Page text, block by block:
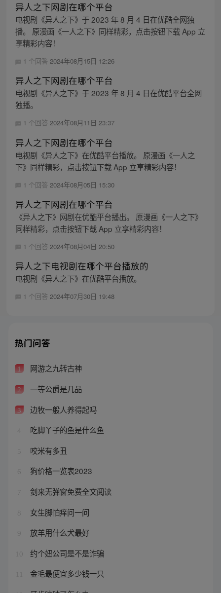
异人之下网剧在哪个平台
电视剧《异人之下》于 2023 年 8 月 4 日在优酷全网独
播。 原漫画《一人之下》同样精彩，点击按钮下载 App 立
享精彩内容！
1 个回答 2024年08月15日 12:26
异人之下网剧在哪个平台
电视剧《异人之下》于 2023 年 8 月 4 日在优酷平台全网
独播。
1 个回答 2024年08月11日 23:37
异人之下网剧在哪个平台
电视剧《异人之下》在优酷平台播放。 原漫画《一人之
下》同样精彩，点击按钮下载 App 立享精彩内容！
1 个回答 2024年08月05日 15:30
异人之下网剧在哪个平台
《异人之下》网剧在优酷平台播出。 原漫画《一人之下》
同样精彩，点击按钮下载 App 立享精彩内容！
1 个回答 2024年08月04日 20:50
异人之下电视剧在哪个平台播放的
电视剧《异人之下》在优酷平台播放。
1 个回答 2024年07月30日 19:48
热门问答
1 网游之九转古神
2 一等公爵是几品
3 边牧一般人养得起吗
4 吃脚丫子的鱼是什么鱼
5 咬米有多丑
6 狗价格一览表2023
7 剑来无弹窗免费全文阅读
8 女生脚怕痒问一问
9 放羊用什么犬最好
10 约个妞公司是不是诈骗
金毛最便宜多少钱一只